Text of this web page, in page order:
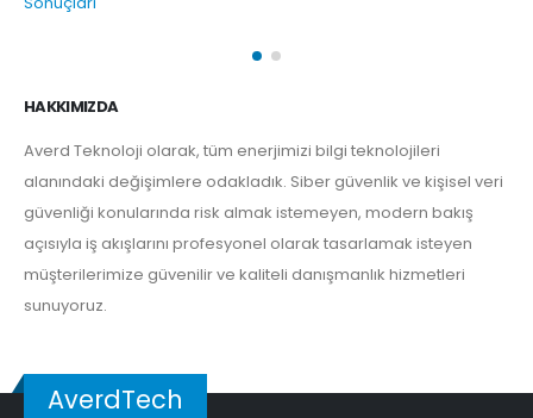
HAKKIMIZDA
Averd Teknoloji olarak, tüm enerjimizi bilgi teknolojileri
alanındaki değişimlere odakladık. Siber güvenlik ve kişisel veri
güvenliği konularında risk almak istemeyen, modern bakış
açısıyla iş akışlarını profesyonel olarak tasarlamak isteyen
müşterilerimize güvenilir ve kaliteli danışmanlık hizmetleri
sunuyoruz.
AverdTech